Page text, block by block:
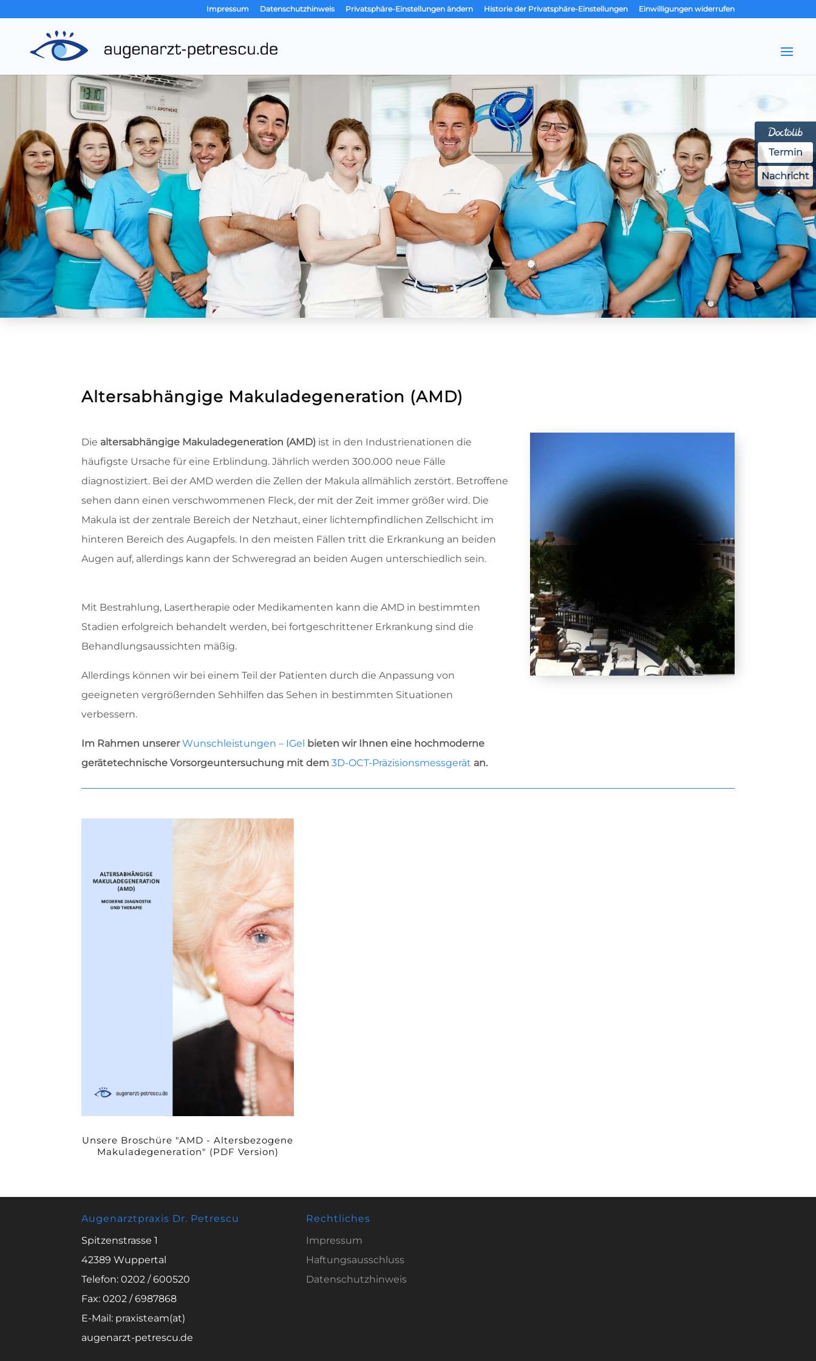
Impressum Datenschutzhinweis Privatsphäre-Einstellungen ändern Historie der Privatsphäre-Einstellungen Einwilligungen widerrufen
Termin
Nachricht
Altersabhängige Makuladegeneration (AMD)
Die altersabhängige Makuladegeneration (AMD) ist in den Industrienationen die
häufigste Ursache für eine Erblindung. Jährlich werden 300.000 neue Fälle
diagnostiziert. Bei der AMD werden die Zellen der Makula allmählich zerstört. Betroffene
sehen dann einen verschwommenen Fleck, der mit der Zeit immer größer wird. Die
Makula ist der zentrale Bereich der Netzhaut, einer lichtempfindlichen Zellschicht im
hinteren Bereich des Augapfels. In den meisten Fällen tritt die Erkrankung an beiden
Augen auf, allerdings kann der Schweregrad an beiden Augen unterschiedlich sein.
Mit Bestrahlung, Lasertherapie oder Medikamenten kann die AMD in bestimmten
Stadien erfolgreich behandelt werden, bei fortgeschrittener Erkrankung sind die
Behandlungsaussichten mäßig.
Allerdings können wir bei einem Teil der Patienten durch die Anpassung von
geeigneten vergrößernden Sehhilfen das Sehen in bestimmten Situationen
verbessern.
Im Rahmen unsererWunschleistungen – IGel bieten wir Ihnen eine hochmoderne
gerätetechnische Vorsorgeuntersuchung mit dem 3D-OCT-Präzisionsmessgerät an.
Unsere Broschüre "AMD - Altersbezogene
Makuladegeneration" (PDF Version)
Augenarztpraxis Dr. Petrescu
Spitzenstrasse 1
42389 Wuppertal
Telefon: 0202 / 600520
Fax: 0202 / 6987868
E-Mail: praxisteam(at)
augenarzt-petrescu.de
Rechtliches
Impressum
Haftungsausschluss
Datenschutzhinweis